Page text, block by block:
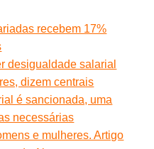
recebem 17%
desigualdade salarial
dizem centrais
é sancionada, uma
necessárias
e mulheres. Artigo